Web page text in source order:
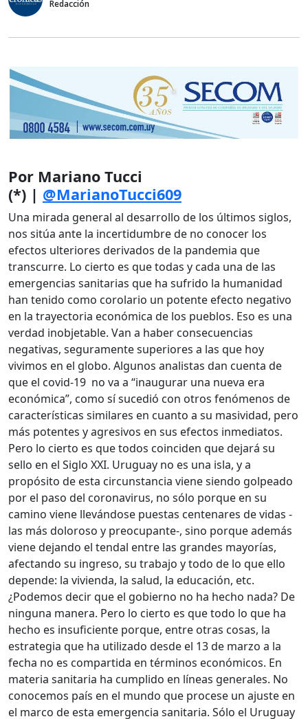
Redacción
Por Mariano Tucci
(*) | @MarianoTucci609
Una mirada general al desarrollo de los últimos siglos,
nos sitúa ante la incertidumbre de no conocer los
efectos ulteriores derivados de la pandemia que
transcurre. Lo cierto es que todas y cada una de las
emergencias sanitarias que ha sufrido la humanidad
han tenido como corolario un potente efecto negativo
en la trayectoria económica de los pueblos. Eso es una
verdad inobjetable. Van a haber consecuencias
negativas, seguramente superiores a las que hoy
vivimos en el globo. Algunos analistas dan cuenta de
que el covid-19 no va a “inaugurar una nueva era
económica”, como sí sucedió con otros fenómenos de
características similares en cuanto a su masividad, pero
más potentes y agresivos en sus efectos inmediatos.
Pero lo cierto es que todos coinciden que dejará su
sello en el Siglo XXI. Uruguay no es una isla, y a
propósito de esta circunstancia viene siendo golpeado
por el paso del coronavirus, no sólo porque en su
camino viene llevándose puestas centenares de vidas -
las más doloroso y preocupante-, sino porque además
viene dejando el tendal entre las grandes mayorías,
afectando su ingreso, su trabajo y todo de lo que ello
depende: la vivienda, la salud, la educación, etc.
¿Podemos decir que el gobierno no ha hecho nada? De
ninguna manera. Pero lo cierto es que todo lo que ha
hecho es insuficiente porque, entre otras cosas, la
estrategia que ha utilizado desde el 13 de marzo a la
fecha no es compartida en términos económicos. En
materia sanitaria ha cumplido en líneas generales. No
conocemos país en el mundo que procese un ajuste en
el marco de esta emergencia sanitaria. Sólo el Uruguay